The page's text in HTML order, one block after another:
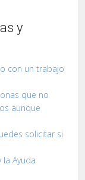
y
con un trabajo
que no
aunque
solicitar si
Ayuda